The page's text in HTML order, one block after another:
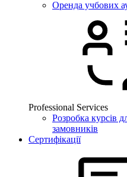
Оренда учбових
Professional Services
Розробка курсів
замовників
Сертифікації